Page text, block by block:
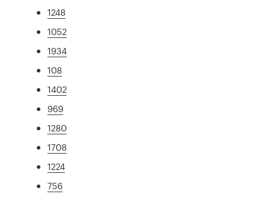
1248
1052
1934
108
1402
969
1280
1708
1224
756